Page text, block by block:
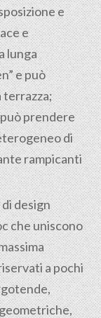
e
e
lunga
e può
terrazza;
prendere
di
rampicanti
design
che uniscono
a pochi